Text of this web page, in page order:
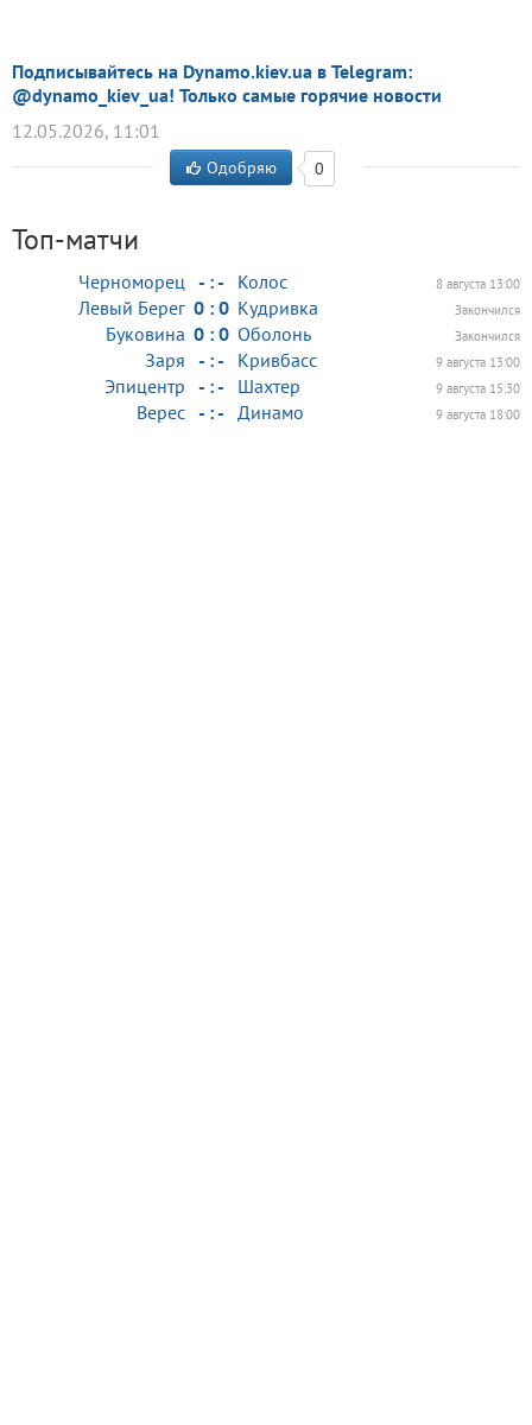
Подписывайтесь на Dynamo.kiev.ua в Telegram:
@dynamo_kiev_ua! Только самые горячие новости
12.05.2026, 11:01
Одобряю 0
Топ-матчи
Черноморец Колос
- : - 8 августа 13:00
Левый Берег Кудривка
0 : 0 Закончился
Буковина Оболонь
0 : 0 Закончился
Заря Кривбасс
- : - 9 августа 13:00
Эпицентр Шахтер
- : - 9 августа 15:30
Верес Динамо
- : - 9 августа 18:00